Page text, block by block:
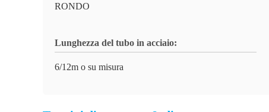
RONDO
Lunghezza del tubo in acciaio:
6/12m o su misura